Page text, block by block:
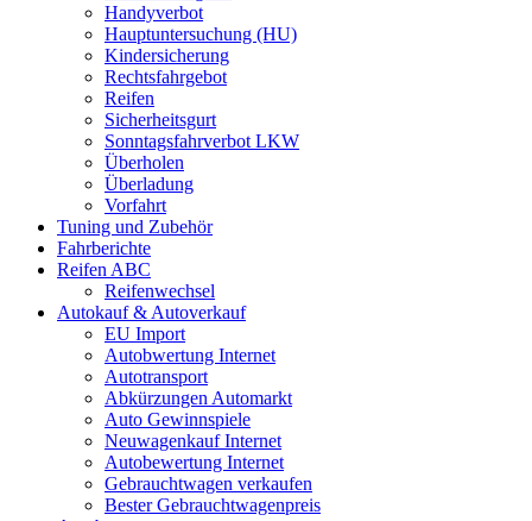
Handyverbot
Hauptuntersuchung (HU)
Kindersicherung
Rechtsfahrgebot
Reifen
Sicherheitsgurt
Sonntagsfahrverbot LKW
Überholen
Überladung
Vorfahrt
Tuning und Zubehör
Fahrberichte
Reifen ABC
Reifenwechsel
Autokauf & Autoverkauf
EU Import
Autobwertung Internet
Autotransport
Abkürzungen Automarkt
Auto Gewinnspiele
Neuwagenkauf Internet
Autobewertung Internet
Gebrauchtwagen verkaufen
Bester Gebrauchtwagenpreis